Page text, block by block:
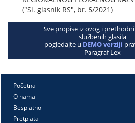
("Sl. glasnik RS", br. 5/2021)
Sve propise iz ovog i
službenih glasila
pogledajte u DEMO verziji
Paragraf Lex
Početna
O nama
Besplatno
Pretplata